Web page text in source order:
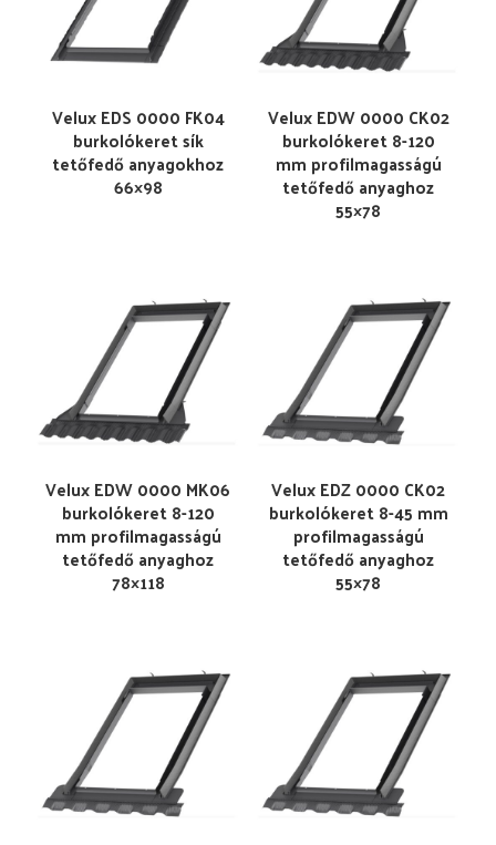
Velux EDS 0000 FK04
burkolókeret sík
tetőfedő anyagokhoz
66×98
Velux EDW 0000 CK02
burkolókeret 8-120
mm profilmagasságú
tetőfedő anyaghoz
55×78
Velux EDW 0000 MK06
burkolókeret 8-120
mm profilmagasságú
tetőfedő anyaghoz
78×118
Velux EDZ 0000 CK02
burkolókeret 8-45 mm
profilmagasságú
tetőfedő anyaghoz
55×78